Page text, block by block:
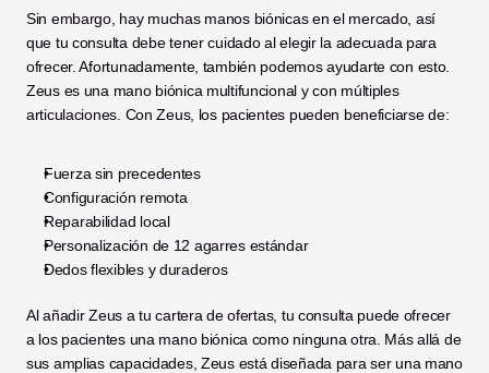
Sin embargo, hay muchas manos biónicas en el mercado, así
que tu consulta debe tener cuidado al elegir la adecuada para
ofrecer. Afortunadamente, también podemos ayudarte con esto.
Zeus es una mano biónica multifuncional y con múltiples
articulaciones. Con Zeus, los pacientes pueden beneficiarse de:
Fuerza sin precedentes
Configuración remota
Reparabilidad local
Personalización de 12 agarres estándar
Dedos flexibles y duraderos
Al añadir Zeus a tu cartera de ofertas, tu consulta puede ofrecer
a los pacientes una mano biónica como ninguna otra. Más allá de
sus amplias capacidades, Zeus está diseñada para ser una mano